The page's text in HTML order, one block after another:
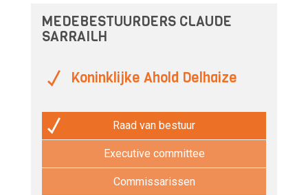
MEDEBESTUURDERS CLAUDE
SARRAILH
Koninklijke Ahold Delhaize
Raad van bestuur
Executive committee
Commissarissen